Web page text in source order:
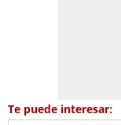
Te puede interesar: